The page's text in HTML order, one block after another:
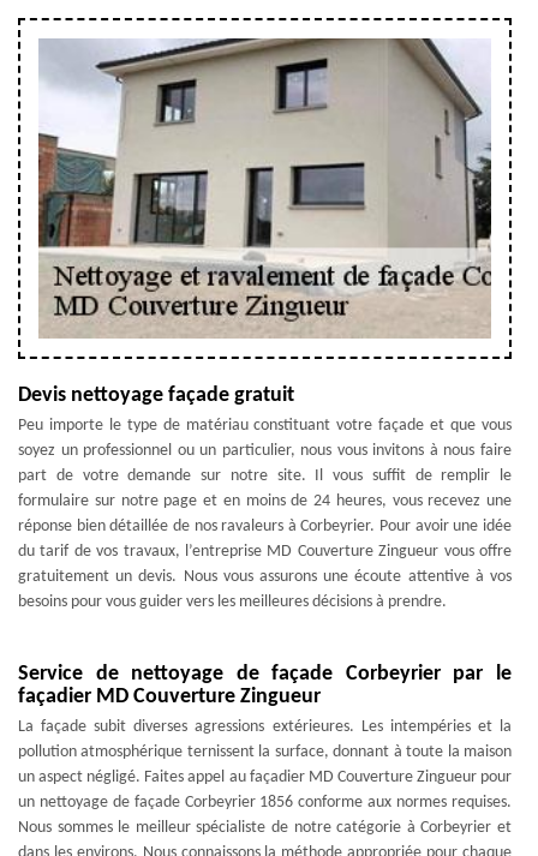
Devis nettoyage façade gratuit
Peu importe le type de matériau constituant votre façade et que vous
soyez un professionnel ou un particulier, nous vous invitons à nous faire
part de votre demande sur notre site. Il vous suffit de remplir le
formulaire sur notre page et en moins de 24 heures, vous recevez une
réponse bien détaillée de nos ravaleurs à Corbeyrier. Pour avoir une idée
du tarif de vos travaux, l’entreprise MD Couverture Zingueur vous offre
gratuitement un devis. Nous vous assurons une écoute attentive à vos
besoins pour vous guider vers les meilleures décisions à prendre.
Service de nettoyage de façade Corbeyrier par le
façadier MD Couverture Zingueur
La façade subit diverses agressions extérieures. Les intempéries et la
pollution atmosphérique ternissent la surface, donnant à toute la maison
un aspect négligé. Faites appel au façadier MD Couverture Zingueur pour
un nettoyage de façade Corbeyrier 1856 conforme aux normes requises.
Nous sommes le meilleur spécialiste de notre catégorie à Corbeyrier et